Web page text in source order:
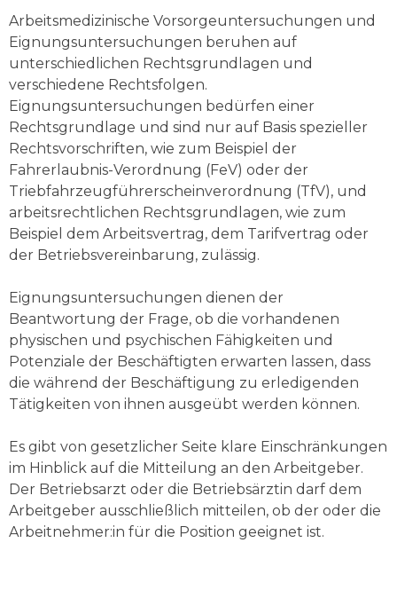
Arbeitsmedizinische Vorsorgeuntersuchungen und
Eignungsuntersuchungen beruhen auf
unterschiedlichen Rechtsgrundlagen und
verschiedene Rechtsfolgen.
Eignungsuntersuchungen bedürfen einer
Rechtsgrundlage und sind nur auf Basis spezieller
Rechtsvorschriften, wie zum Beispiel der
Fahrerlaubnis-Verordnung (FeV) oder der
Triebfahrzeugführerscheinverordnung (TfV), und
arbeitsrechtlichen Rechtsgrundlagen, wie zum
Beispiel dem Arbeitsvertrag, dem Tarifvertrag oder
der Betriebsvereinbarung, zulässig.
Eignungsuntersuchungen dienen der
Beantwortung der Frage, ob die vorhandenen
physischen und psychischen Fähigkeiten und
Potenziale der Beschäftigten erwarten lassen, dass
die während der Beschäftigung zu erledigenden
Tätigkeiten von ihnen ausgeübt werden können.
Es gibt von gesetzlicher Seite klare Einschränkungen
im Hinblick auf die Mitteilung an den Arbeitgeber.
Der Betriebsarzt oder die Betriebsärztin darf dem
Arbeitgeber ausschließlich mitteilen, ob der oder die
Arbeitnehmer:in für die Position geeignet ist.